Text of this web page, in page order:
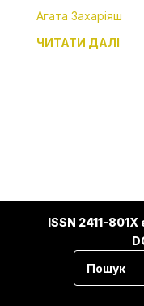
Агата Захаріяш
ЧИТАТИ ДАЛІ
ISSN 2411-